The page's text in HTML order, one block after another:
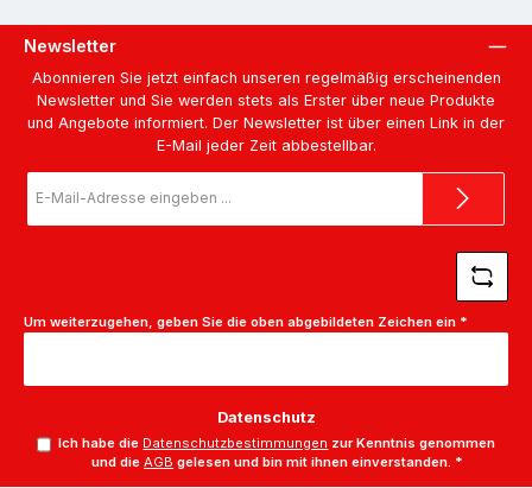
Newsletter
Abonnieren Sie jetzt einfach unseren regelmäßig erscheinenden
Newsletter und Sie werden stets als Erster über neue Produkte
und Angebote informiert. Der Newsletter ist über einen Link in der
E-Mail jeder Zeit abbestellbar.
Mail-
Um weiterzugehen, geben Sie die oben abgebildeten Zeichen ein *
Datenschutz
Ich habe die Datenschutzbestimmungen zur Kenntnis genommen
und dieAGB gelesen und bin mit ihnen einverstanden. *